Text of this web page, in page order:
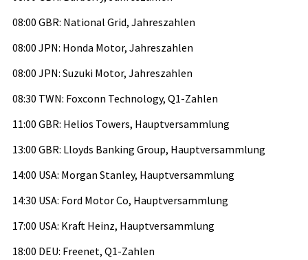
08:00 GBR: National Grid, Jahreszahlen
08:00 JPN: Honda Motor, Jahreszahlen
08:00 JPN: Suzuki Motor, Jahreszahlen
08:30 TWN: Foxconn Technology, Q1-Zahlen
11:00 GBR: Helios Towers, Hauptversammlung
13:00 GBR: Lloyds Banking Group, Hauptversammlung
14:00 USA: Morgan Stanley, Hauptversammlung
14:30 USA: Ford Motor Co, Hauptversammlung
17:00 USA: Kraft Heinz, Hauptversammlung
18:00 DEU: Freenet, Q1-Zahlen